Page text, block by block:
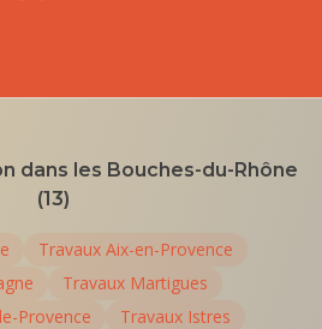
dans les Bouches-du-Rhône
(13)
Travaux Aix-en-Provence
Travaux Martigues
Provence Travaux Istres